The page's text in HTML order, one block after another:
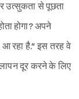
उत्सुकता से पूछता
होगा? अपने
आ रहा है.” इस तरह वे
दूर करने के लिए